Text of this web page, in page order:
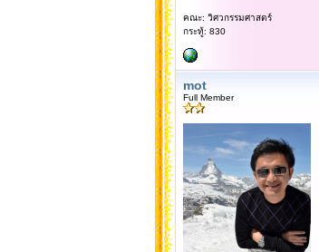
คณะ: วิศวกรรมศาสตร์
กระทู้: 830
mot
Full Member